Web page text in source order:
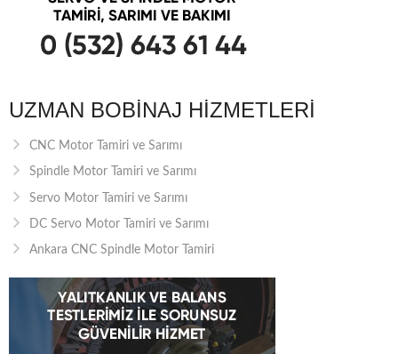
UZMAN BOBINAJ HIZMETLERI
CNC Motor Tamiri ve Sarımı
Spindle Motor Tamiri ve Sarımı
Servo Motor Tamiri ve Sarımı
DC Servo Motor Tamiri ve Sarımı
Ankara CNC Spindle Motor Tamiri